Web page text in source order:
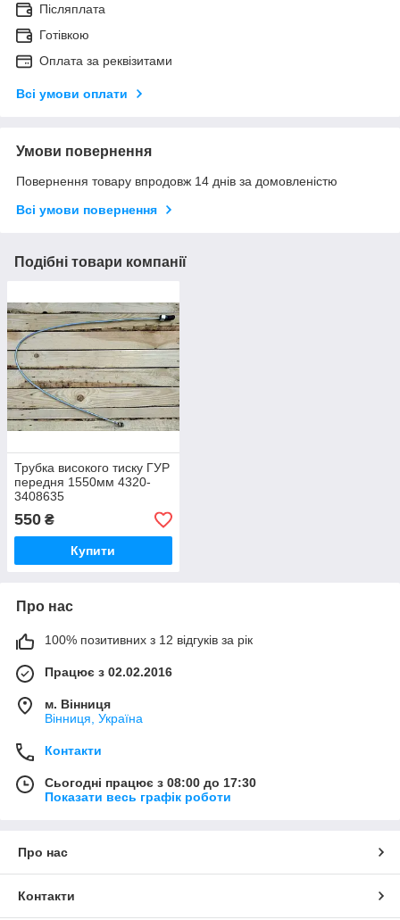
Післяплата
Готівкою
Оплата за реквізитами
Всі умови оплати
Умови повернення
Повернення товару впродовж 14 днів за домовленістю
Всі умови повернення
Подібні товари компанії
Трубка високого тиску ГУР
передня 1550мм 4320-
3408635
550 ₴
Купити
Про нас
100% позитивних з 12 відгуків за рік
Працює з 02.02.2016
м. Вінниця
Вінниця, Україна
Контакти
Сьогодні працює з 08:00 до 17:30
Показати весь графік роботи
Про нас
Контакти